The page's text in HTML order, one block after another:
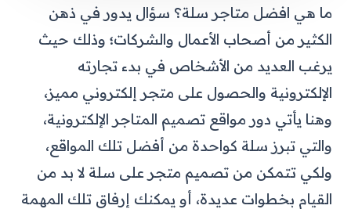
ما هي افضل متاجر سلة؟ سؤال يدور في ذهن
الكثير من أصحاب الأعمال والشركات؛ وذلك حيث
يرغب العديد من الأشخاص في بدء تجارته
الإلكترونية والحصول على متجر إلكتروني مميز،
وهنا يأتي دور مواقع تصميم المتاجر الإلكترونية،
والتي تبرز سلة كواحدة من أفضل تلك المواقع،
ولكي تتمكن من تصميم متجر على سلة لا بد من
القيام بخطوات عديدة، أو يمكنك إرفاق تلك المهمة